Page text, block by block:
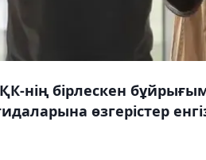
нің бірлескен
өзгерістер